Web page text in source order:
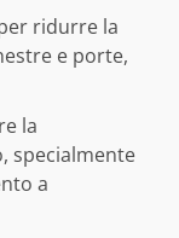
ridurre la
e porte,
la
specialmente
a